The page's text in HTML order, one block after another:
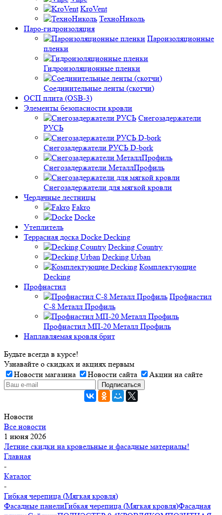
KroVent
ТехноНиколь
Паро-гидроизоляция
Пароизоляционные
пленки
Гидроизоляционные пленки
Соединительные ленты (скотчи)
ОСП плита (OSB-3)
Элементы безопасности кровли
Снегозадержатели
РУСЬ
Снегозадержатели РУСЬ D-bork
Снегозадержатели МеталлПрофиль
Снегозадержатели для мягкой кровли
Чердачные лестницы
Fakro
Docke
Утеплитель
Террасная доска Docke Decking
Decking Country
Decking Urban
Комплектующие
Decking
Профнастил
Профнастил
C-8 Металл Профиль
Профнастил МП-20 Металл Профиль
Наплавляемая кровля брит
Будьте всегда в курсе!
Узнавайте о скидках и акциях первым
Новости магазина
Новости сайта Акции на сайте
Новости
Все новости
1 июня 2026
Летние скидки на кровельные и фасадные материалы!
Главная
-
Каталог
-
Гибкая черепица (Мягкая кровля)
Фасадные панелиГибкая черепица (Мягкая кровля)Фасадная